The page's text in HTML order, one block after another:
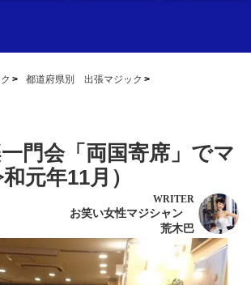
都道府県別 出張マジック
門会「両国寄席」でマ
元年11月）
WRITER
お笑い女性マジシャン
荒木巴